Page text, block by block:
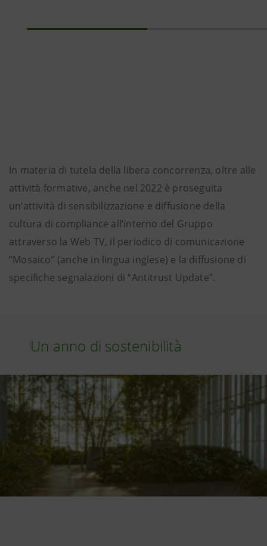
In materia di tutela della libera concorrenza, oltre alle
attività formative, anche nel 2022 è proseguita
un’attività di sensibilizzazione e diffusione della
cultura di compliance all’interno del Gruppo
attraverso la Web TV, il periodico di comunicazione
“Mosaico” (anche in lingua inglese) e la diffusione di
specifiche segnalazioni di “Antitrust Update”.
Un anno di sostenibilità